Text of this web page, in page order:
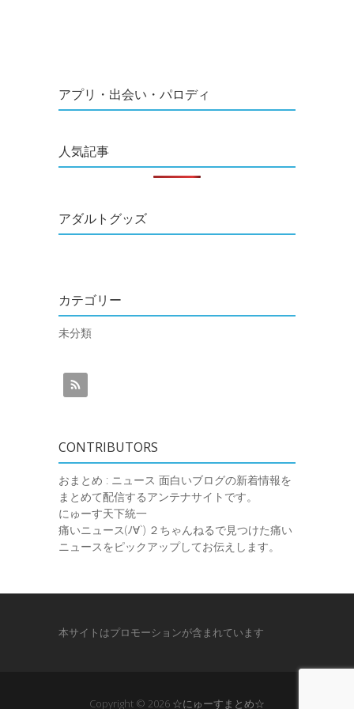
アプリ・出会い・パロディ
人気記事
アダルトグッズ
カテゴリー
未分類
CONTRIBUTORS
おまとめ : ニュース 面白いブログの新着情報を
まとめて配信するアンテナサイトです。
にゅーす天下統一
痛いニュース(ﾉ∀`) ２ちゃんねるで見つけた痛い
ニュースをピックアップしてお伝えします。
本サイトはプロモーションが含まれています
Copyright © 2026 ☆にゅーすまとめ☆